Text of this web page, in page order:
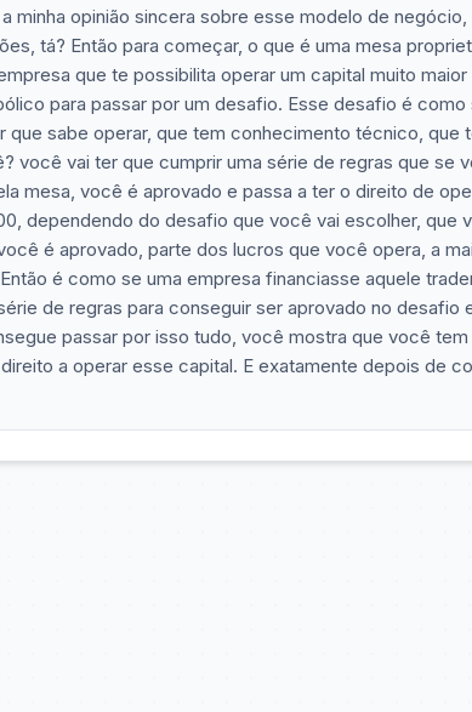
minha opinião sincera sobre esse modelo de
tá? Então para começar, o que é uma mesa
que te possibilita operar um capital muito
para passar por um desafio. Esse desafio é
que sabe operar, que tem conhecimento técnico, que
você vai ter que cumprir uma série de regras que se
mesa, você é aprovado e passa a ter o direito de
dependendo do desafio que você vai escolher, que
é aprovado, parte dos lucros que você opera, a
é como se uma empresa financiasse aquele
de regras para conseguir ser aprovado no desafio
passar por isso tudo, você mostra que você
a operar esse capital. E exatamente depois de